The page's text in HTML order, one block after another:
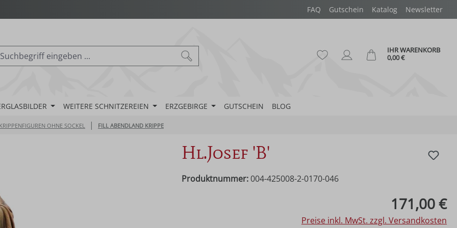
FAQ Gutschein Katalog Newsletter
Du hast 0 Produkte auf dem
IHR WARENKORB
0,00 €
WEITERE SCHNITZEREIEN ERZGEBIRGE GUTSCHEIN BLOG
KRIPPENFIGUREN OHNE SOCKEL | FILL ABENDLAND KRIPPE
Hl.Josef 'B'
Produktnummer: 004-425008-2-0170-046
171,00 €
Preise inkl. MwSt. zzgl. Versandkosten